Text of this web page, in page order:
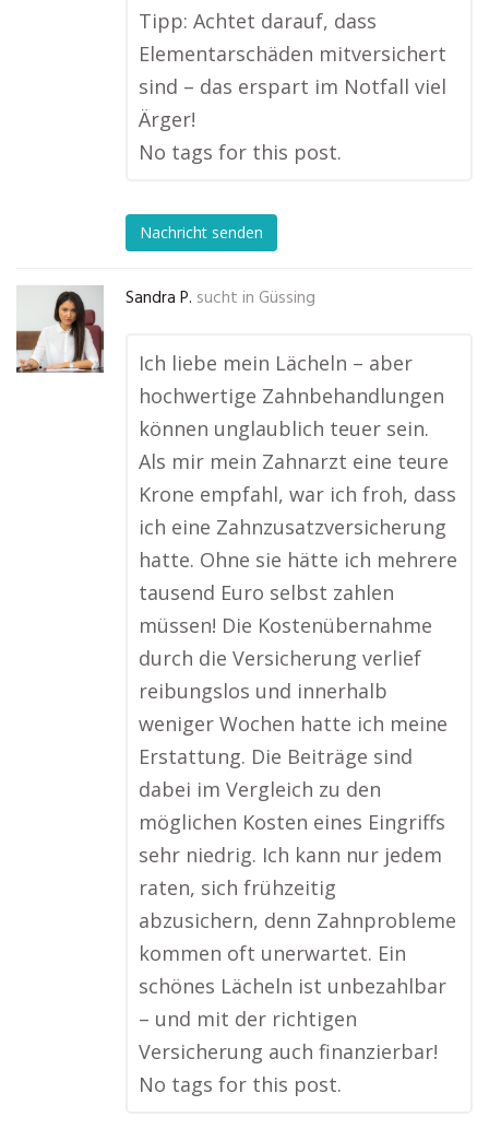
Tipp: Achtet darauf, dass
Elementarschäden mitversichert
sind – das erspart im Notfall viel
Ärger!
No tags for this post.
Nachricht senden
Sandra P. sucht in Güssing
Ich liebe mein Lächeln – aber
hochwertige Zahnbehandlungen
können unglaublich teuer sein.
Als mir mein Zahnarzt eine teure
Krone empfahl, war ich froh, dass
ich eine Zahnzusatzversicherung
hatte. Ohne sie hätte ich mehrere
tausend Euro selbst zahlen
müssen! Die Kostenübernahme
durch die Versicherung verlief
reibungslos und innerhalb
weniger Wochen hatte ich meine
Erstattung. Die Beiträge sind
dabei im Vergleich zu den
möglichen Kosten eines Eingriffs
sehr niedrig. Ich kann nur jedem
raten, sich frühzeitig
abzusichern, denn Zahnprobleme
kommen oft unerwartet. Ein
schönes Lächeln ist unbezahlbar
– und mit der richtigen
Versicherung auch finanzierbar!
No tags for this post.